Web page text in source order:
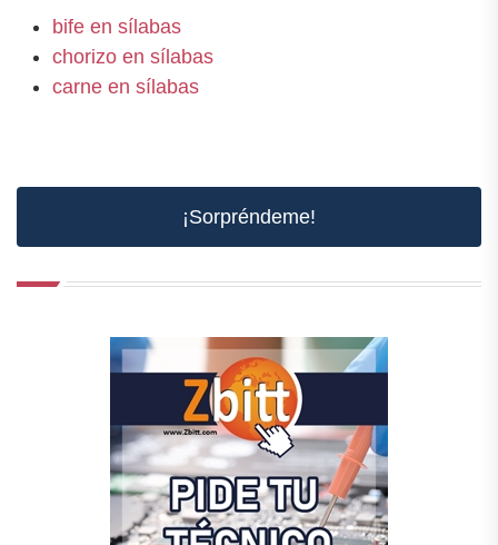
bife en sílabas
chorizo en sílabas
carne en sílabas
¡Sorpréndeme!